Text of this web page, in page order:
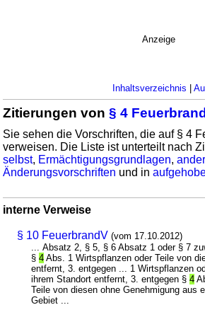
Anzeige
Inhaltsverzeichnis |
Zitierungen von§ 4
Sie sehen die Vorschriften, die auf § 4
verweisen. Die Liste ist unterteilt nach
selbst, Ermächtigungsgrundlagen,
Änderungsvorschriften und in
interne Verweise
§ 10 FeuerbrandV (vom 17.10.2012)
... Absatz 2, § 5, § 6 Absatz 1 oder § 7
§4 Abs. 1 Wirtspflanzen oder Teile von
entfernt, 3. entgegen ... 1 Wirtspflanzen
ihrem Standort entfernt, 3. entgegen §4
Teile von diesen ohne Genehmigung aus
Gebiet ...